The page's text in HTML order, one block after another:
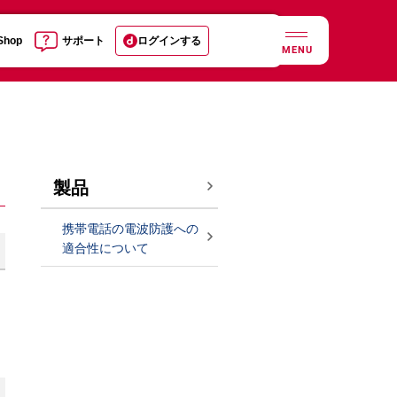
サポート ログインする
MENU
製品
携帯電話の電波防護への
適合性について